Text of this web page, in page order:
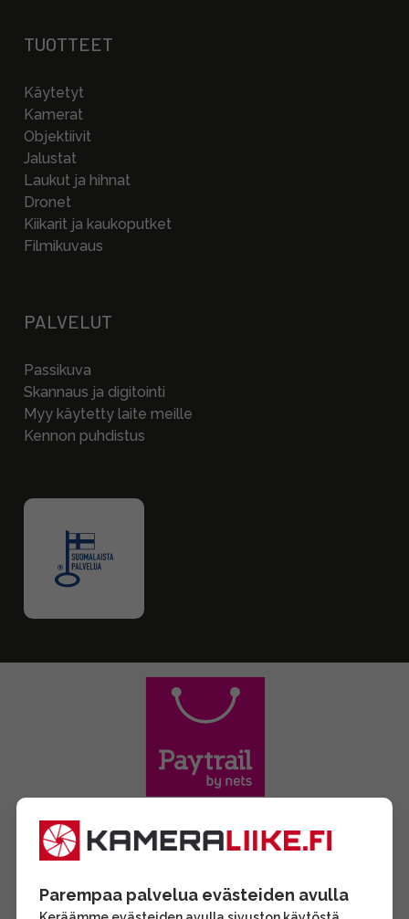
TUOTTEET
Käytetyt
Kamerat
Objektiivit
Jalustat
Laukut ja hihnat
Dronet
Kiikarit ja kaukoputket
Filmikuvaus
PALVELUT
Passikuva
Skannaus ja digitointi
Myy käytetty laite meille
Kennon puhdistus
Parempaa palvelua evästeiden avulla